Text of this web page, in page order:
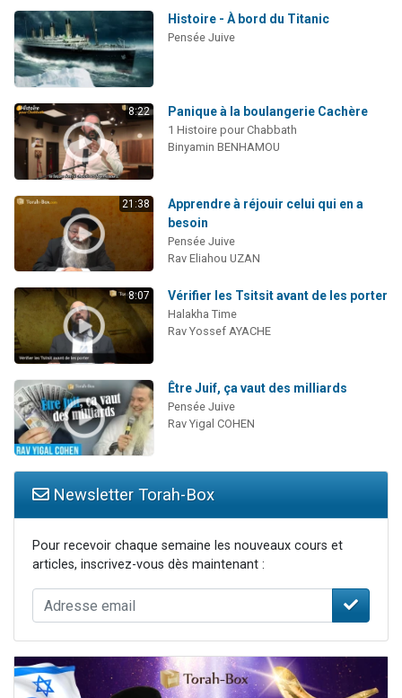
Histoire - À bord du Titanic
Pensée Juive
8:22 Panique à la boulangerie Cachère
1 Histoire pour Chabbath
Binyamin BENHAMOU
21:38
Apprendre à réjouir celui qui en a
besoin
Pensée Juive
Rav Eliahou UZAN
8:07 Vérifier les Tsitsit avant de les porter
Halakha Time
Rav Yossef AYACHE
Être Juif, ça vaut des milliards
Pensée Juive
Rav Yigal COHEN
Newsletter Torah-Box
Pour recevoir chaque semaine les nouveaux cours et
articles, inscrivez-vous dès maintenant :